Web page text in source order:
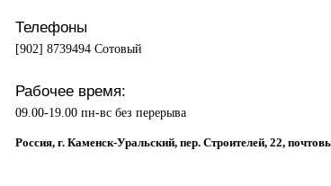
Телефоны
[902] 8739494 Сотовый
Рабочее время:
09.00-19.00 пн-вс без перерыва
Россия, г. Каменск-Уральский, пер. Строителей, 22,